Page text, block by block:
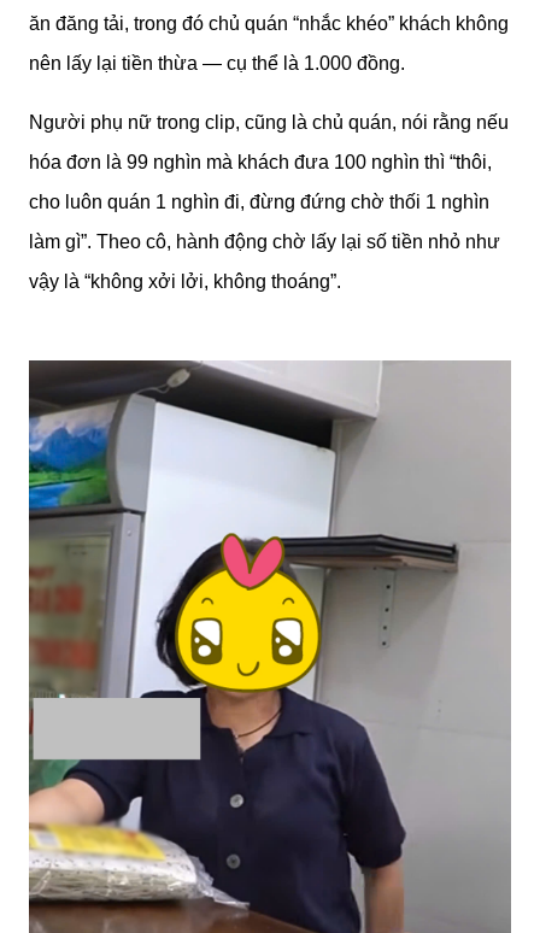
ăn đăng tải, trong đó chủ quán “nhắc khéo” khách không
nên lấy lại tiền thừa — cụ thể là 1.000 đồng.
Người phụ nữ trong clip, cũng là chủ quán, nói rằng nếu
hóa đơn là 99 nghìn mà khách đưa 100 nghìn thì “thôi,
cho luôn quán 1 nghìn đi, đừng đứng chờ thối 1 nghìn
làm gì”. Theo cô, hành động chờ lấy lại số tiền nhỏ như
vậy là “không xởi lởi, không thoáng”.